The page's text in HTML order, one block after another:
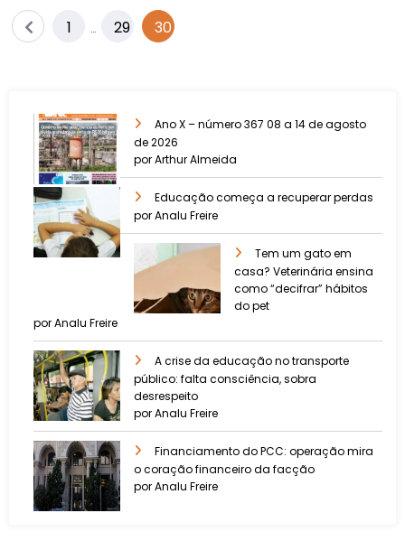
1 … 29 30
Ano X – número 367 08 a 14 de agosto
de 2026
por Arthur Almeida
Educação começa a recuperar perdas
por Analu Freire
Tem um gato em
casa? Veterinária ensina
como “decifrar” hábitos
do pet
por Analu Freire
A crise da educação no transporte
público: falta consciência, sobra
desrespeito
por Analu Freire
Financiamento do PCC: operação mira
o coração financeiro da facção
por Analu Freire